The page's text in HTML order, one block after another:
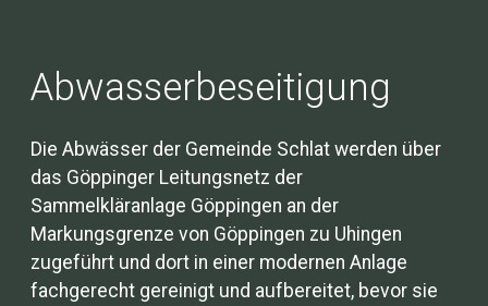
Abwasserbeseitigung
Die Abwässer der Gemeinde Schlat werden über
das Göppinger Leitungsnetz der
Sammelkläranlage Göppingen an der
Markungsgrenze von Göppingen zu Uhingen
zugeführt und dort in einer modernen Anlage
fachgerecht gereinigt und aufbereitet, bevor sie